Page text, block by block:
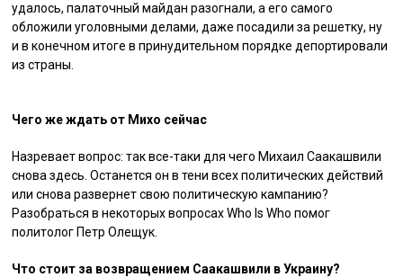
удалось, палаточный майдан разогнали, а его самого
обложили уголовными делами, даже посадили за решетку, ну
и в конечном итоге в принудительном порядке депортировали
из страны.
Чего же ждать от Михо сейчас
Назревает вопрос: так все-таки для чего Михаил Саакашвили
снова здесь. Останется он в тени всех политических действий
или снова развернет свою политическую кампанию?
Разобраться в некоторых вопросах Who Is Who помог
политолог Петр Олещук.
Что стоит за возвращением Саакашвили в Украину?